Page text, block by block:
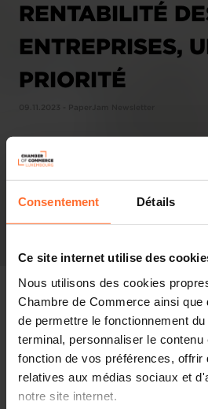
Consentement Détails
Ce site internet utilise des
Nous utilisons des cookies
Chambre de Commerce ainsi
de permettre le fonctionnement
terminal, personnaliser le contenu
fonction de vos préférences, offrir
relatives aux médias sociaux et
notre site internet.
RENTABILITÉ
ENTREPRISES,
PRIORITÉ
Pressespiegel
Diesen Artikel teilen